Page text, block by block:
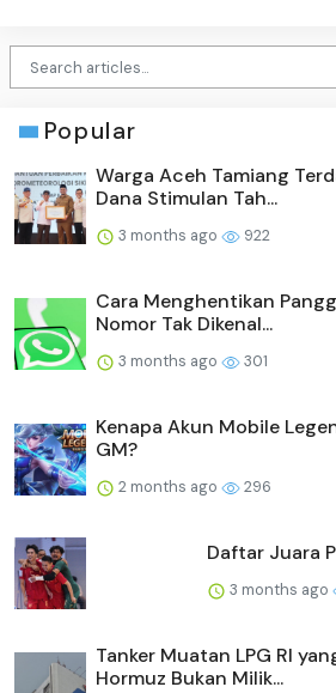
Popular
Warga Aceh Tamiang
Dana Stimulan Tah...
3 months ago 922
Cara Menghentikan
Nomor Tak Dikenal...
3 months ago 301
Kenapa Akun Mobile
GM?
2 months ago 296
Daftar Juara
3 months ago
Tanker Muatan LPG RI
Hormuz Bukan Milik...